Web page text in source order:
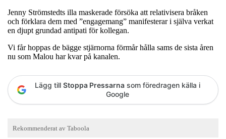
Jenny Strömstedts illa maskerade försöka att relativisera bråken
och förklara dem med ”engagemang” manifesterar i själva verkat
en djupt grundad antipati för kollegan.
Vi får hoppas de bägge stjärnorna förmår hålla sams de sista åren
nu som Malou har kvar på kanalen.
Lägg till Stoppa Pressarna som föredragen källa i
Google